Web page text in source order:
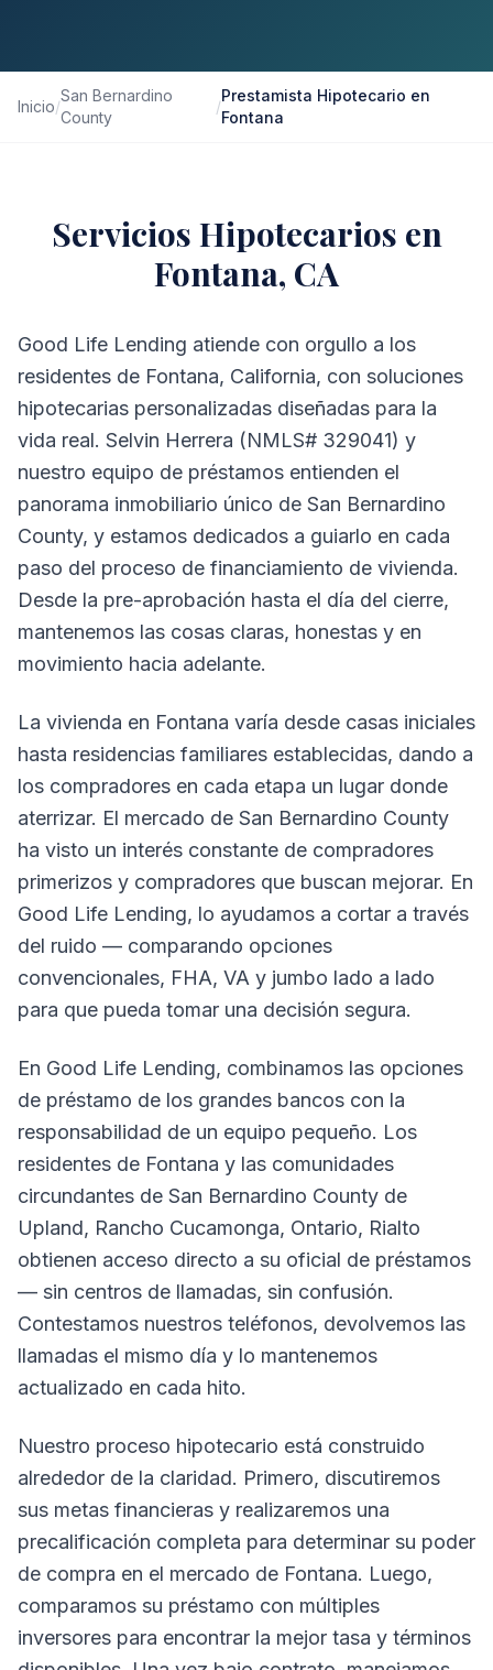
Inicio/
San Bernardino
County
/
Prestamista Hipotecario en
Fontana
Servicios Hipotecarios en
Fontana, CA
Good Life Lending atiende con orgullo a los
residentes de Fontana, California, con soluciones
hipotecarias personalizadas diseñadas para la
vida real. Selvin Herrera (NMLS# 329041) y
nuestro equipo de préstamos entienden el
panorama inmobiliario único de San Bernardino
County, y estamos dedicados a guiarlo en cada
paso del proceso de financiamiento de vivienda.
Desde la pre-aprobación hasta el día del cierre,
mantenemos las cosas claras, honestas y en
movimiento hacia adelante.
La vivienda en Fontana varía desde casas iniciales
hasta residencias familiares establecidas, dando a
los compradores en cada etapa un lugar donde
aterrizar. El mercado de San Bernardino County
ha visto un interés constante de compradores
primerizos y compradores que buscan mejorar. En
Good Life Lending, lo ayudamos a cortar a través
del ruido — comparando opciones
convencionales, FHA, VA y jumbo lado a lado
para que pueda tomar una decisión segura.
En Good Life Lending, combinamos las opciones
de préstamo de los grandes bancos con la
responsabilidad de un equipo pequeño. Los
residentes de Fontana y las comunidades
circundantes de San Bernardino County de
Upland, Rancho Cucamonga, Ontario, Rialto
obtienen acceso directo a su oficial de préstamos
— sin centros de llamadas, sin confusión.
Contestamos nuestros teléfonos, devolvemos las
llamadas el mismo día y lo mantenemos
actualizado en cada hito.
Nuestro proceso hipotecario está construido
alrededor de la claridad. Primero, discutiremos
sus metas financieras y realizaremos una
precalificación completa para determinar su poder
de compra en el mercado de Fontana. Luego,
comparamos su préstamo con múltiples
inversores para encontrar la mejor tasa y términos